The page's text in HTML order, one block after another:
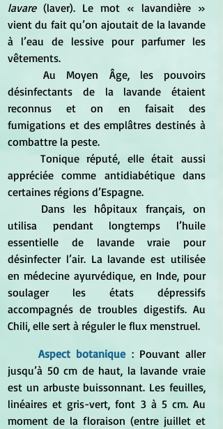
lavare (laver). Le mot « lavandière »
vient du fait qu’on ajoutait de la lavande
à l’eau de lessive pour parfumer les
vêtements.
	Au Moyen Âge, les pouvoirs
désinfectants de la lavande étaient
reconnus et on en faisait des
fumigations et des emplâtres destinés à
combattre la peste.
appréciée comme antidiabétique dans
certaines régions d’Espagne.
utilisa pendant longtemps l’huile
essentielle de lavande vraie pour
désinfecter l’air. La lavande est utilisée
en médecine ayurvédique, en Inde, pour
soulager les états dépressifs
accompagnés de troubles digestifs. Au
Chili, elle sert à réguler le flux menstruel.
Aspect botanique : Pouvant aller
jusqu’à 50 cm de haut, la lavande vraie
est un arbuste buissonnant. Les feuilles,
linéaires et gris-vert, font 3 à 5 cm. Au
moment de la floraison (entre juillet et